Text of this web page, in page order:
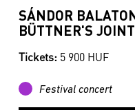
SÁNDOR
BÜTTNER'S
Tickets: 5 900 HUF
Festival concert